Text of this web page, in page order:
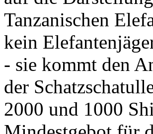
Tanzanischen
kein
- sie kommt den
der
2000 und 1000